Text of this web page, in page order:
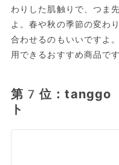
わりした肌触りで、つま
よ。春や秋の季節の変わ
合わせるのもいいですよ
用できるおすすめ商品です
第7位：tanggo
ト